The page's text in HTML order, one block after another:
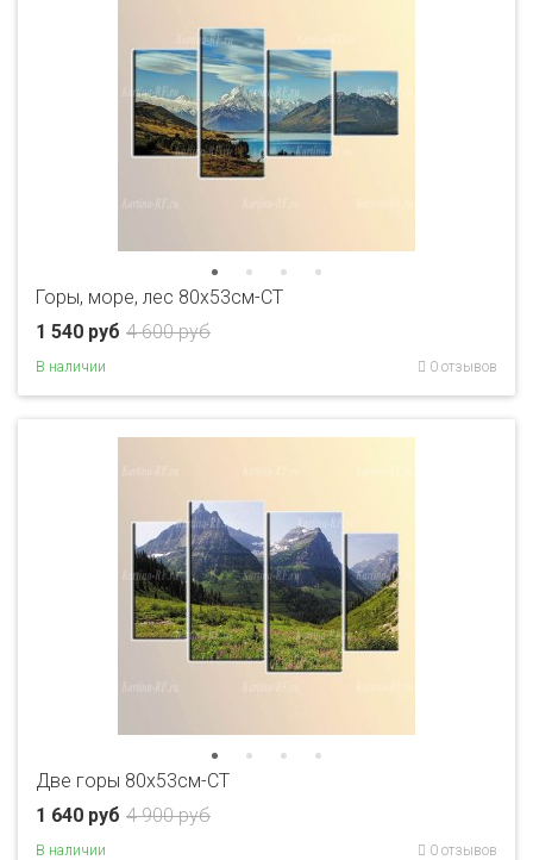
Горы, море, лес 80x53см-CT
4 600 руб
1 540 руб
В наличии 0 отзывов
Две горы 80x53см-CT
4 900 руб
1 640 руб
В наличии 0 отзывов